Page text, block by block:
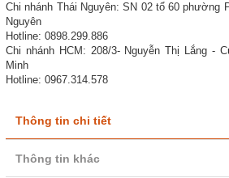
Chi nhánh Thái Nguyên: SN 02 tổ 60 phường
Nguyên
Hotline: 0898.299.886
Chi nhánh HCM: 208/3- Nguyễn Thị Lắng -
Minh
Hotline: 0967.314.578
Thông tin chi tiết
Thông tin khác